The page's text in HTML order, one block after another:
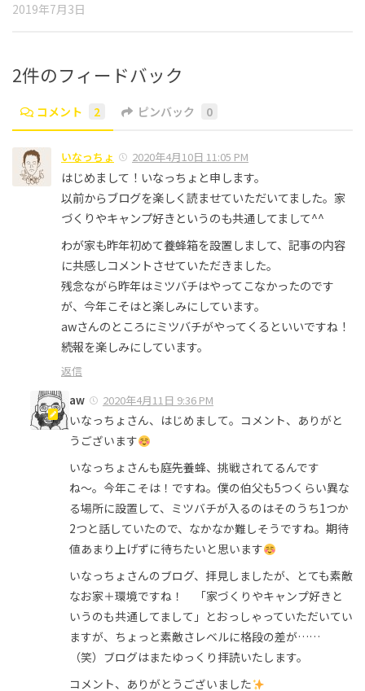
2019年7月3日
2件のフィードバック
コメント 2 ピンバック 0
いなっちょ 2020年4月10日 11:05 PM
はじめまして！いなっちょと申します。
以前からブログを楽しく読ませていただいてました。家
づくりやキャンプ好きというのも共通してまして^^
わが家も昨年初めて養蜂箱を設置しまして、記事の内容
に共感しコメントさせていただきました。
残念ながら昨年はミツバチはやってこなかったのです
が、今年こそはと楽しみにしています。
awさんのところにミツバチがやってくるといいですね！
続報を楽しみにしています。
返信
aw
2020年4月11日 9:36 PM
いなっちょさん、はじめまして。コメント、ありがと
うございます
いなっちょさんも庭先養蜂、挑戦されてるんです
ね〜。今年こそは！ですね。僕の伯父も5つくらい異な
る場所に設置して、ミツバチが入るのはそのうち1つか
2つと話していたので、なかなか難しそうですね。期待
値あまり上げずに待ちたいと思います
いなっちょさんのブログ、拝見しましたが、とても素敵
なお家＋環境ですね！ 「家づくりやキャンプ好きと
いうのも共通してまして」とおっしゃっていただいてい
ますが、ちょっと素敵さレベルに格段の差が……
（笑）ブログはまたゆっくり拝読いたします。
コメント、ありがとうございました